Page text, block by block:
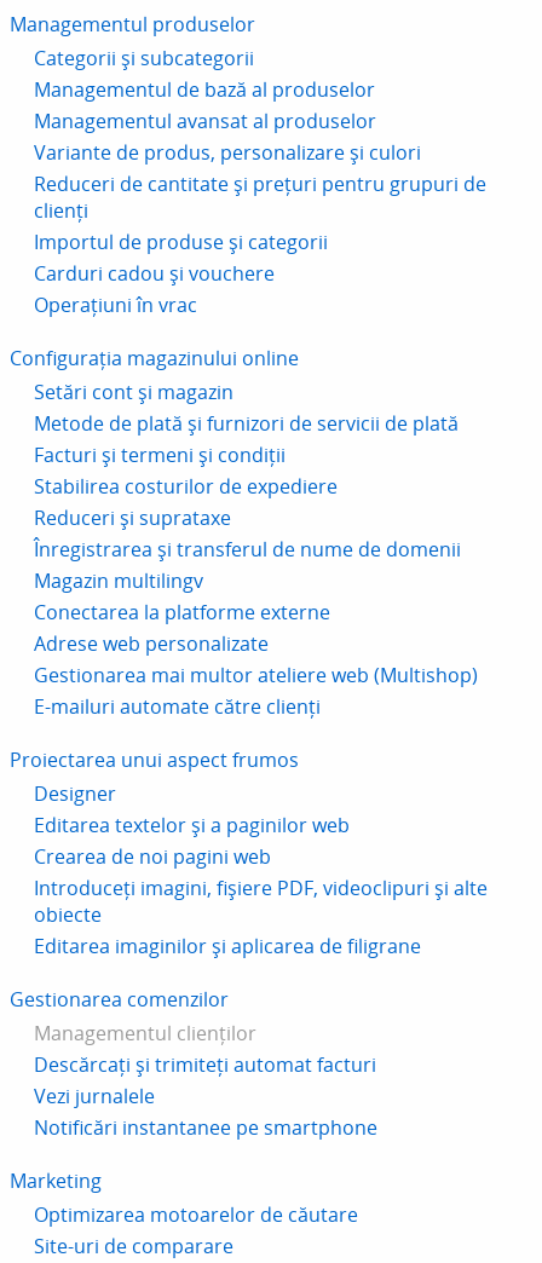
Managementul produselor
Categorii și subcategorii
Managementul de bază al produselor
Managementul avansat al produselor
Variante de produs, personalizare și culori
Reduceri de cantitate și prețuri pentru grupuri de
clienți
Importul de produse și categorii
Carduri cadou și vouchere
Operațiuni în vrac
Configurația magazinului online
Setări cont și magazin
Metode de plată și furnizori de servicii de plată
Facturi și termeni și condiții
Stabilirea costurilor de expediere
Reduceri și suprataxe
Înregistrarea și transferul de nume de domenii
Magazin multilingv
Conectarea la platforme externe
Adrese web personalizate
Gestionarea mai multor ateliere web (Multishop)
E-mailuri automate către clienți
Proiectarea unui aspect frumos
Designer
Editarea textelor și a paginilor web
Crearea de noi pagini web
Introduceți imagini, fișiere PDF, videoclipuri și alte
obiecte
Editarea imaginilor și aplicarea de filigrane
Gestionarea comenzilor
Managementul clienților
Descărcați și trimiteți automat facturi
Vezi jurnalele
Notificări instantanee pe smartphone
Marketing
Optimizarea motoarelor de căutare
Site-uri de comparare